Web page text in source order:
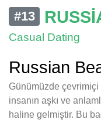
#13
Casual Dating
Russian
Günümüzde
insanın aşkı ve
haline gelmiştir. Bu